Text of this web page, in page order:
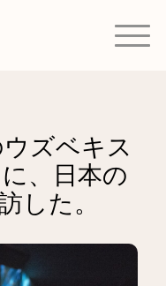
ズベキス
、日本の
した。